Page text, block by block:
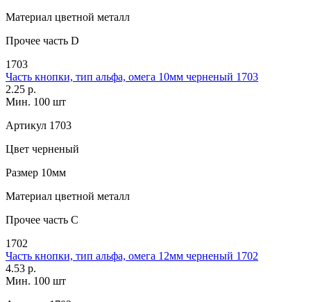
Материал цветной металл
Прочее часть D
1703
Часть кнопки, тип альфа, омега 10мм черненый 1703
2.25 р.
Мин. 100 шт
Артикул 1703
Цвет черненый
Размер 10мм
Материал цветной металл
Прочее часть С
1702
Часть кнопки, тип альфа, омега 12мм черненый 1702
4.53 р.
Мин. 100 шт